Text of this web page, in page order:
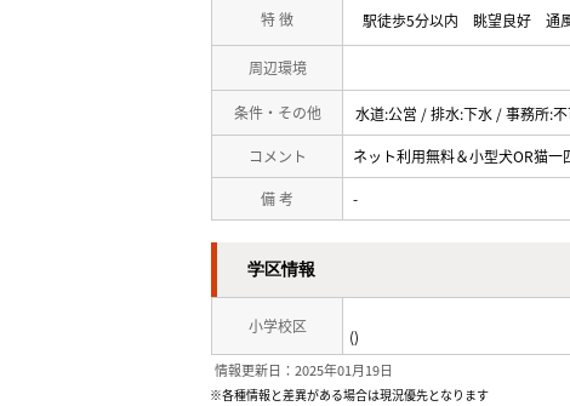
特 徴 駅徒歩5分以内 眺望良好 通
周辺環境
条件・その他 水道:公営 / 排水:下水 / 事務所:
コメント ネット利用無料＆小型犬OR猫一
備 考 -
学区情報
小学校区
()
情報更新日：2025年01月19日
※各種情報と差異がある場合は現況優先となります